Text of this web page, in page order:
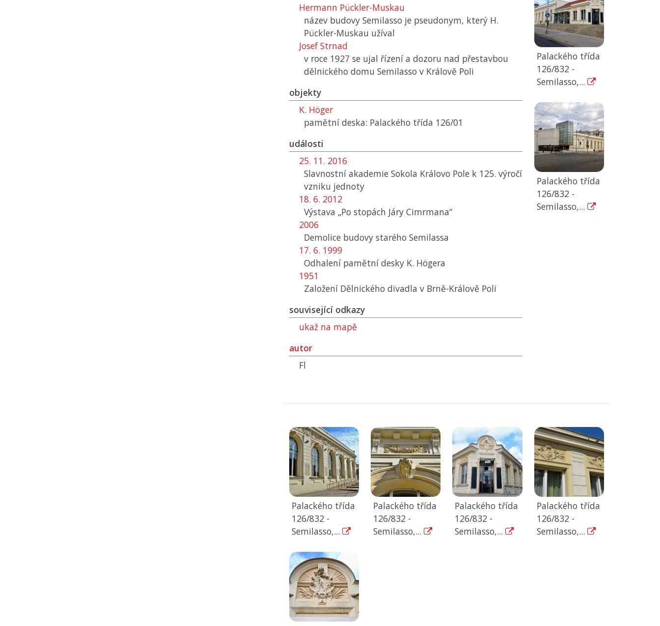
Hermann Pückler-Muskau
název budovy Semilasso je pseudonym, který H.
Pückler-Muskau užíval
Josef Strnad
v roce 1927 se ujal řízení a dozoru nad přestavbou
dělnického domu Semilasso v Králově Poli
objekty
K. Höger
pamětní deska: Palackého třída 126/01
události
25. 11. 2016
Slavnostní akademie Sokola Královo Pole k 125. výročí
vzniku jednoty
18. 6. 2012
Výstava „Po stopách Járy Cimrmana“
2006
Demolice budovy starého Semilassa
17. 6. 1999
Odhalení pamětní desky K. Högera
1951
Založení Dělnického divadla v Brně-Králově Poli
související odkazy
ukaž na mapě
autor
Fl
Palackého třída
126/832 -
Semilasso,...
Palackého třída
126/832 -
Semilasso,...
Palackého třída
126/832 -
Semilasso,...
Palackého třída
126/832 -
Semilasso,...
Palackého třída
126/832 -
Semilasso,...
Palackého třída
126/832 -
Semilasso,...